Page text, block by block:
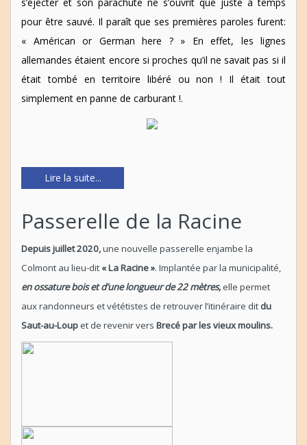
pour être sauvé. Il paraît que ses premières paroles furent:
« Américan or German here ? » En effet, les lignes
allemandes étaient encore si proches qu’il ne savait pas si il
était tombé en territoire libéré ou non ! Il était tout
simplement en panne de carburant !.
Lire la suite...
Passerelle de la Racine
Depuis juillet 2020,une nouvelle passerelle enjambe la
Colmont au lieu-dit « La Racine ». Implantée par la municipalité,
en ossature bois et d’une longueur de 22 mètres,elle permet
aux randonneurs et vététistes de retrouver l’itinéraire dit du
Saut-au-Loupet de revenir vers Brecé par les vieux moulins.